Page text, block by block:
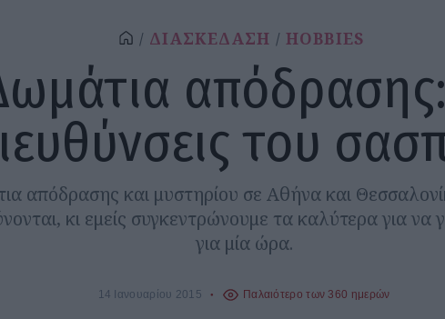
ΔΙΑΣΚΕΔΑΣΗ HOBBIES
του
απόδρασης και μυστηρίου σε Αθήνα και
κι εμείς συγκεντρώνουμε τα καλύτερα για να
για μία ώρα.
14 Ιανουαρίου 2015 Παλαιότερο των 360 ημερών